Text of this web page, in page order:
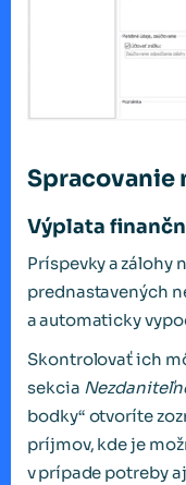
Spracovanie
Výplata
Príspevky a zálohy
prednastavených
a automaticky
Skontrolovať ich
sekcia
bodky“ otvoríte
príjmov, kde je
v prípade potreby